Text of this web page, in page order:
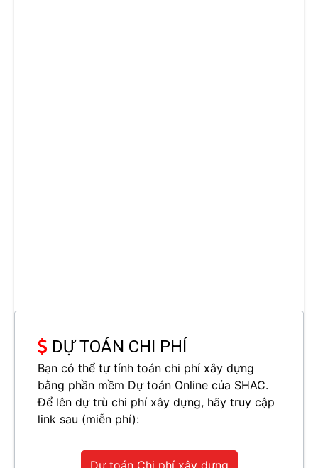
DỰ TOÁN CHI PHÍ
Bạn có thể tự tính toán chi phí xây dựng
bằng phần mềm Dự toán Online của SHAC.
Để lên dự trù chi phí xây dựng, hãy truy cập
link sau (miễn phí):